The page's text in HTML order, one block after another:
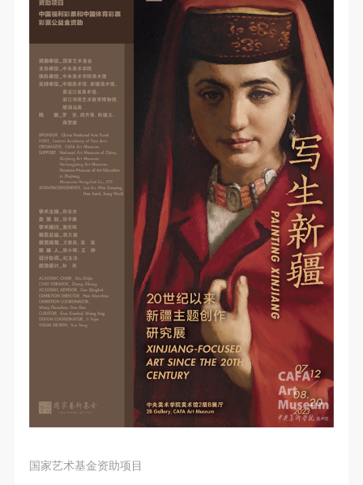
国家艺术基金资助项目